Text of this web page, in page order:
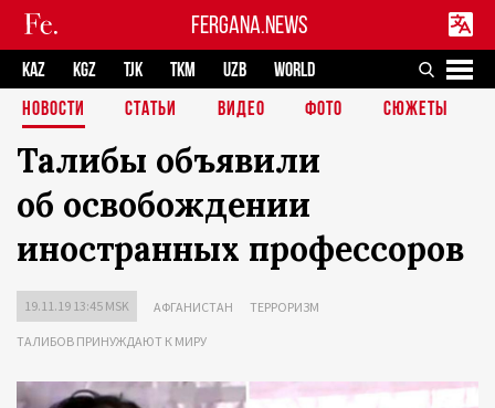
FERGANA.NEWS
KAZ KGZ TJK TKM UZB
WORLD
НОВОСТИ
СТАТЬИ ВИДЕО ФОТО СЮЖЕТЫ
Талибы объявили
об освобождении
иностранных профессоров
19.11.19 13:45 MSK АФГАНИСТАН ТЕРРОРИЗМ
ТАЛИБОВ ПРИНУЖДАЮТ К МИРУ